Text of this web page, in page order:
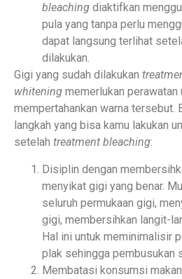
bleaching diaktifkan
pula yang tanpa perlu
dapat langsung terlihat
dilakukan.
Gigi yang sudah dilakukan
whitening memerlukan perawatan
mempertahankan warna tersebut.
langkah yang bisa kamu lakukan
setelah treatment bleaching:
Disiplin dengan
menyikat gigi yang benar.
seluruh permukaan gigi,
gigi, membersihkan langit-
Hal ini untuk meminimalisir
plak sehingga pembusukan
Membatasi konsumsi